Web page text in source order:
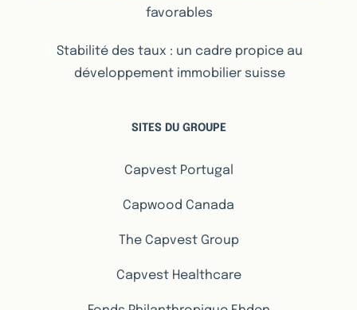
favorables
Stabilité des taux : un cadre propice au
développement immobilier suisse
SITES DU GROUPE
Capvest Portugal
Capwood Canada
The Capvest Group
Capvest Healthcare